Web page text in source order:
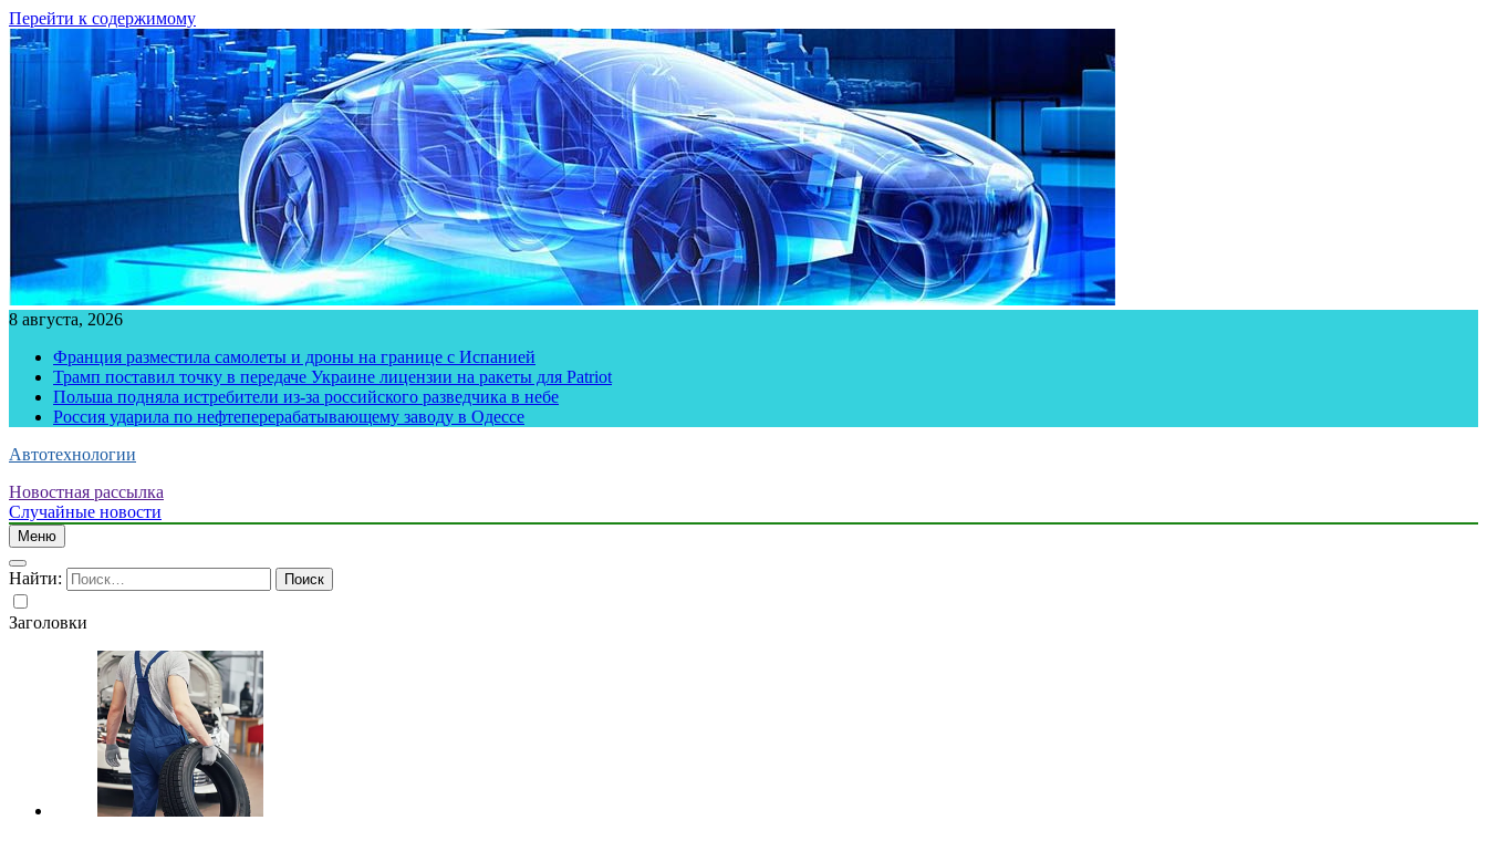
Перейти к содержимому
8 августа, 2026
Франция разместила самолеты и дроны на границе с Испанией
Трамп поставил точку в передаче Украине лицензии на ракеты для Patriot
Польша подняла истребители из-за российского разведчика в небе
Россия ударила по нефтеперерабатывающему заводу в Одессе
Автотехнологии
Новостная рассылка
Случайные новости
Меню
Найти:
Заголовки